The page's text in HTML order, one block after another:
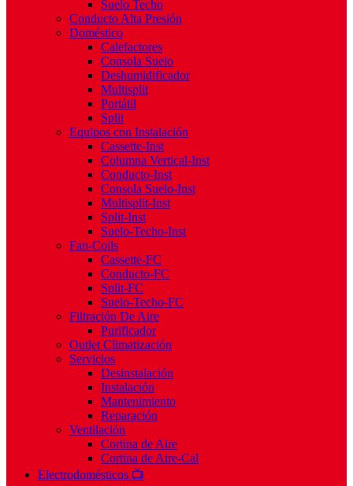
Suelo Techo
Conducto Alta Presión
Doméstico
Calefactores
Consola Suelo
Deshumidificador
Multisplit
Portátil
Split
Equipos con Instalación
Cassette-Inst
Columna Vertical-Inst
Conducto-Inst
Consola Suelo-Inst
Multisplit-Inst
Split-Inst
Suelo-Techo-Inst
Fan-Coils
Cassette-FC
Conducto-FC
Split-FC
Suelo-Techo-FC
Filtración De Aire
Purificador
Outlet Climatización
Servicios
Desinstalación
Instalación
Mantenimiento
Reparación
Ventilación
Cortina de Aire
Cortina de Aire-Cal
Electrodomésticos 📺